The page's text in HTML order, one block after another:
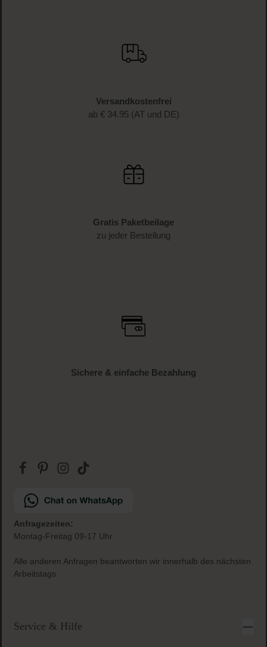
Versandkostenfrei
ab € 34.95 (AT und DE)
Gratis Paketbeilage
zu jeder Bestellung
Sichere & einfache Bezahlung
Anfragezeiten:
Montag-Freitag 09-17 Uhr
Alle anderen Anfragen beantworten wir innerhalb des nächsten
Arbeitstags
Service & Hilfe